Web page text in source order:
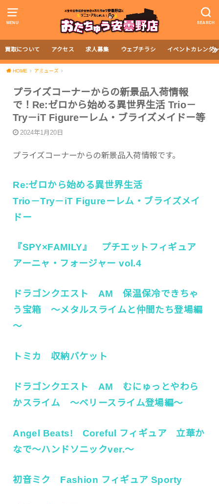
MENU SEARCH
買取について アクセス 求人募集 ウェブチラシ イベントカレンダ
HOME アミューズ
プライズコーナーからの新景品入荷情報
で！Re:ゼロから始める異世界生活 Trio－
Try－iT Figureーレム・ブライズメイドー等
2024年1月20日
プライズコーナーからの新景品入荷情報です。
Re:ゼロから始める異世界生活
Trio－Try－iT Figureーレム・ブライズメイ
ドー
『SPY×FAMILY』 プチエットフィギュア
アーニャ・フォージャー vol.4
ドラゴンクエスト AM 保温保冷できちゃ
う宝箱 ～メタルスライムと仲間たち登場編
～
トミカ 収納バケット
ドラゴンクエスト AM むにゅっとやわら
かスライム ～ベリースライム登場編～
Angel Beats! Coreful フィギュア 立華か
なで～ハンドソニックver.～
初音ミク Fashion フィギュア Sporty